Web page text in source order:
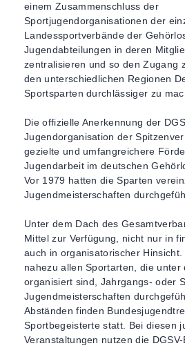
einem Zusammenschluss der
Sportjugendorganisationen der
Landessportverbände der
Jugendabteilungen in deren
zentralisieren und so den Zugang
den unterschiedlichen Regionen
Sportsparten durchlässiger zu
Die offizielle Anerkennung der
Jugendorganisation der
gezielte und umfangreichere
Jugendarbeit im deutschen
Vor 1979 hatten die Sparten
Jugendmeisterschaften
Unter dem Dach des
Mittel zur Verfügung, nicht nur in
auch in organisatorischer
nahezu allen Sportarten, die unter
organisiert sind, Jahrgangs- oder
Jugendmeisterschaften
Abständen finden
Sportbegeisterte statt. Bei diesen
Veranstaltungen nutzen die